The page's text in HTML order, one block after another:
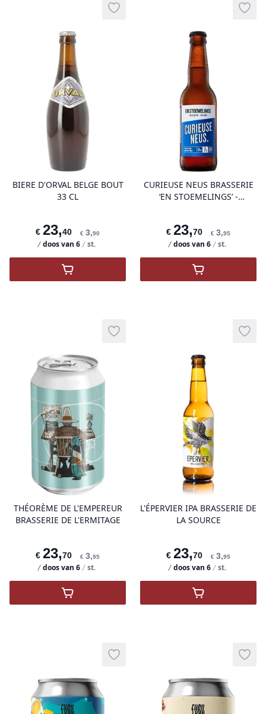
BIERE D'ORVAL BELGE BOUT
33 CL
€ 23,40
doos van 6
€ 3,90
st.
Add to wishlist
product variant items in cart, view
,
CURIEUSE NEUS BRASSERIE
‘EN STOEMELINGS’ -
€ 23,70
doos van 6
€ 3,95
st.
Add
,CURIEUSE
THÉORÈME DE L'EMPEREUR
BRASSERIE DE L'ERMITAGE
€ 23,70
doos van 6
€ 3,95
st.
Add to wishlist
product variant items in cart, view
,Théorème de l'empereur Brasserie de
L'ÉPERVIER IPA BRASSERIE DE
LA SOURCE
€ 23,70
doos van 6
€ 3,95
st.
Add
,L'épervier
Add to wishlist Add